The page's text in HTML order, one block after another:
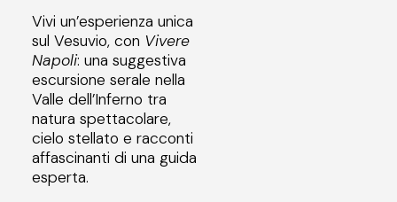
Vivi un’esperienza unica
sul Vesuvio, con Vivere
Napoli: una suggestiva
escursione serale nella
Valle dell’Inferno tra
natura spettacolare,
cielo stellato e racconti
affascinanti di una guida
esperta.